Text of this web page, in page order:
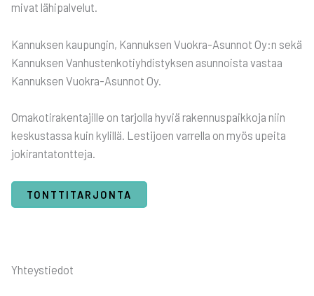
mi­vat lähi­pal­ve­lut.
Kan­nuk­sen kau­pun­gin, Kan­nuk­sen Vuo­kra-Asun­not Oy:n sekä
Kan­nuk­sen Van­hus­ten­ko­tiyh­dis­tyk­sen asun­nois­ta vas­taa
Kan­nuk­sen Vuo­kra-Asun­not Oy.
Oma­ko­ti­ra­ken­ta­jil­le on tar­jol­la hyviä raken­nus­paik­ko­ja niin
kes­kus­tas­sa kuin kylil­lä. Les­ti­joen var­rel­la on myös upei­ta
joki­ran­ta­tont­te­ja.
TONTTITARJONTA
Yhteystiedot